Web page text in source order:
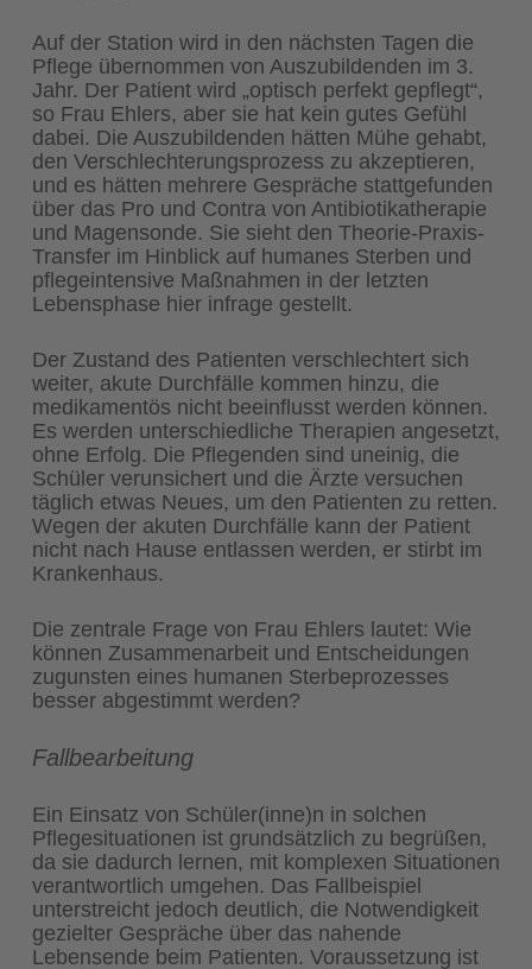
Auf der Station wird in den nächsten Tagen die
Pflege übernommen von Auszubildenden im 3.
Jahr. Der Patient wird „optisch perfekt gepflegt“,
so Frau Ehlers, aber sie hat kein gutes Gefühl
dabei. Die Auszubildenden hätten Mühe gehabt,
den Verschlechterungsprozess zu akzeptieren,
und es hätten mehrere Gespräche stattgefunden
über das Pro und Contra von Antibiotikatherapie
und Magensonde. Sie sieht den Theorie-Praxis-
Transfer im Hinblick auf humanes Sterben und
pflegeintensive Maßnahmen in der letzten
Lebensphase hier infrage gestellt.
Der Zustand des Patienten verschlechtert sich
weiter, akute Durchfälle kommen hinzu, die
medikamentös nicht beeinflusst werden können.
Es werden unterschiedliche Therapien angesetzt,
ohne Erfolg. Die Pflegenden sind uneinig, die
Schüler verunsichert und die Ärzte versuchen
täglich etwas Neues, um den Patienten zu retten.
Wegen der akuten Durchfälle kann der Patient
nicht nach Hause entlassen werden, er stirbt im
Krankenhaus.
Die zentrale Frage von Frau Ehlers lautet: Wie
können Zusammenarbeit und Entscheidungen
zugunsten eines humanen Sterbeprozesses
besser abgestimmt werden?
Fallbearbeitung
Ein Einsatz von Schüler(inne)n in solchen
Pflegesituationen ist grundsätzlich zu begrüßen,
da sie dadurch lernen, mit komplexen Situationen
verantwortlich umgehen. Das Fallbeispiel
unterstreicht jedoch deutlich, die Notwendigkeit
gezielter Gespräche über das nahende
Lebensende beim Patienten. Voraussetzung ist